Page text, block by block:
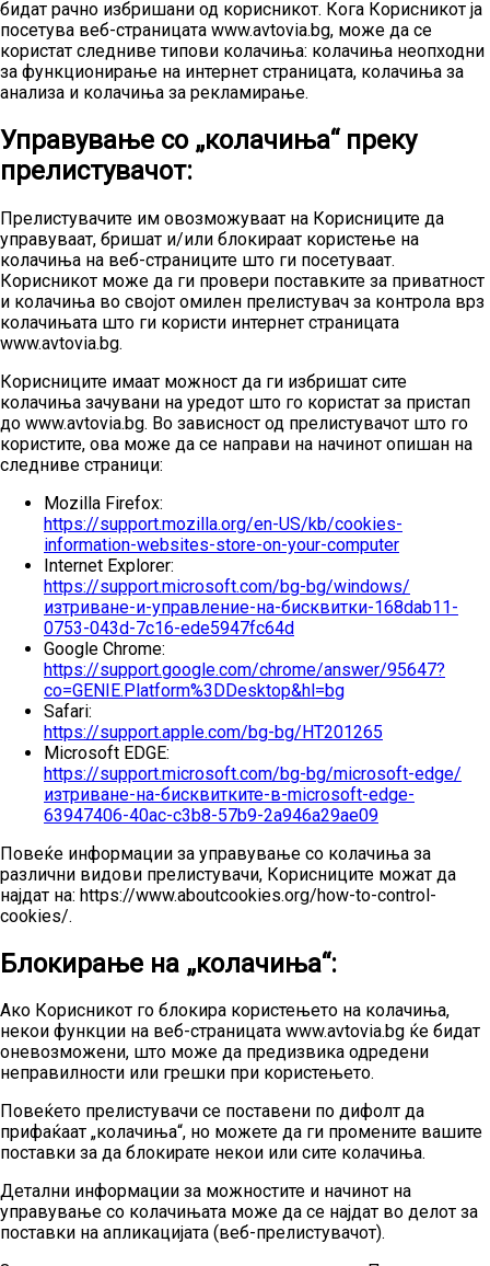
бидат рачно избришани од корисникот. Кога Корисникот ја
посетува веб-страницата www.avtovia.bg, може да се
користат следниве типови колачиња: колачиња неопходни
за функционирање на интернет страницата, колачиња за
анализа и колачиња за рекламирање.
Управување со „колачиња“ преку
прелистувачот:
Прелистувачите им овозможуваат на Корисниците да
управуваат, бришат и/или блокираат користење на
колачиња на веб-страниците што ги посетуваат.
Корисникот може да ги провери поставките за приватност
и колачиња во својот омилен прелистувач за контрола врз
колачињата што ги користи интернет страницата
www.avtovia.bg.
Корисниците имаат можност да ги избришат сите
колачиња зачувани на уредот што го користат за пристап
до www.avtovia.bg. Во зависност од прелистувачот што го
користите, ова може да се направи на начинот опишан на
следниве страници:
Mozilla Firefox:
https://support.mozilla.org/en-US/kb/cookies-
information-websites-store-on-your-computer
Internet Explorer:
https://support.microsoft.com/bg-bg/windows/
изтриване-и-управление-на-бисквитки-168dab11-
0753-043d-7c16-ede5947fc64d
Google Chrome:
https://support.google.com/chrome/answer/95647?
co=GENIE.Platform%3DDesktop&hl=bg
Safari:
https://support.apple.com/bg-bg/HT201265
Microsoft EDGE:
https://support.microsoft.com/bg-bg/microsoft-edge/
изтриване-на-бисквитките-в-microsoft-edge-
63947406-40ac-c3b8-57b9-2a946a29ae09
Повеќе информации за управување со колачиња за
различни видови прелистувачи, Корисниците можат да
најдат на: https://www.aboutcookies.org/how-to-control-
cookies/.
Блокирање на „колачиња“:
Ако Корисникот го блокира користењето на колачиња,
некои функции на веб-страницата www.avtovia.bg ќе бидат
оневозможени, што може да предизвика одредени
неправилности или грешки при користењето.
Повеќето прелистувачи се поставени по дифолт да
прифаќаат „колачиња“, но можете да ги промените вашите
поставки за да блокирате некои или сите колачиња.
Детални информации за можностите и начинот на
управување со колачињата може да се најдат во делот за
поставки на апликацијата (веб-прелистувачот).